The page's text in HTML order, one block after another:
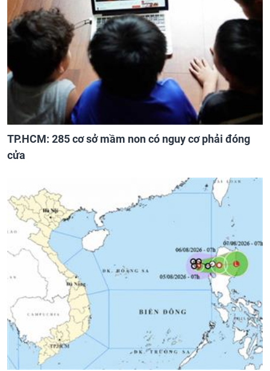
TP.HCM: 285 cơ sở mầm non có nguy cơ phải đóng
cửa